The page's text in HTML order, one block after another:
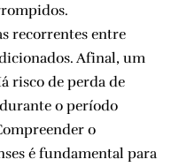
recorrentes entre
Afinal, um
risco de perda de
o período
o
é fundamental para